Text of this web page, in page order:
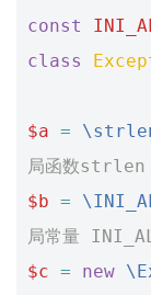
const
class
$a =
局函数strlen
$b =
局常量
$c = new